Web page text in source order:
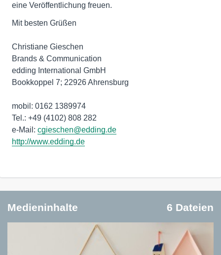
eine Veröffentlichung freuen.
Mit besten Grüßen
Christiane Gieschen
Brands & Communication
edding International GmbH
Bookkoppel 7; 22926 Ahrensburg
mobil: 0162 1389974
Tel.: +49 (4102) 808 282
e-Mail: cgieschen@edding.de
http://www.edding.de
Medieninhalte 6 Dateien